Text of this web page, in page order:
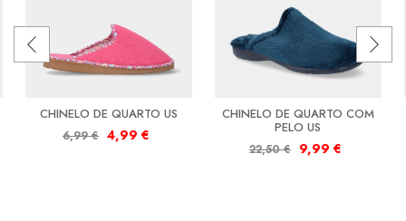
CHINELO DE QUARTO US
6,99€ 4,99 €
CHINELO DE QUARTO COM
PELO US
22,50€ 9,99 €